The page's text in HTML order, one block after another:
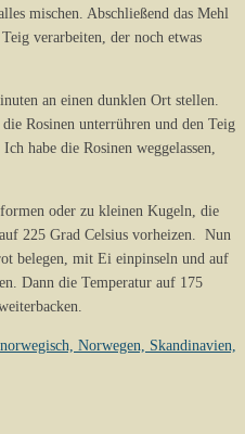
mischen. Abschließend das Mehl
verarbeiten, der noch etwas
an einen dunklen Ort stellen.
Rosinen unterrühren und den Teig
habe die Rosinen weggelassen,
oder zu kleinen Kugeln, die
225 Grad Celsius vorheizen. Nun
belegen, mit Ei einpinseln und auf
Dann die Temperatur auf 175